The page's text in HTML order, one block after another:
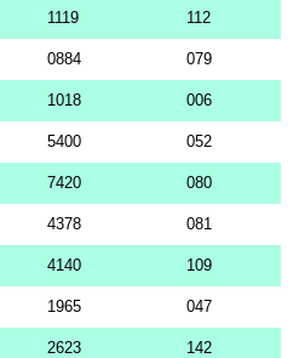
1119 112
0884 079
1018 006
5400 052
7420 080
4378 081
4140 109
1965 047
2623 142